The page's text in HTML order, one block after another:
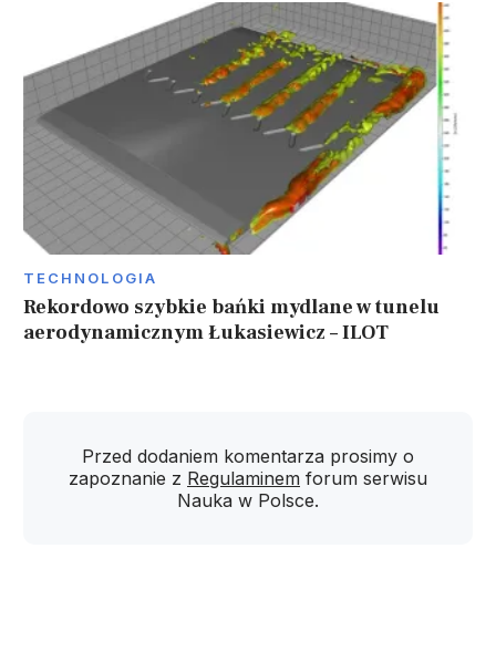
TECHNOLOGIA
Rekordowo szybkie bańki mydlane w tunelu
aerodynamicznym Łukasiewicz – ILOT
Przed dodaniem komentarza prosimy o
zapoznanie z Regulaminem forum serwisu
Nauka w Polsce.